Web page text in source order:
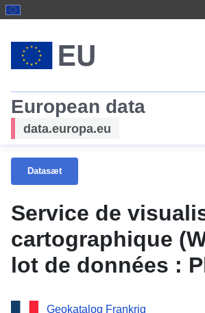
European data
data.europa.eu
Datasæt
Service de
cartographique
lot de données :
prévention des
Geokatalog Frankrig